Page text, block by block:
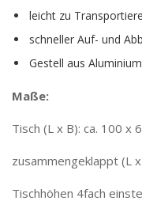
leicht zu
schneller Auf- und
Gestell aus Aluminium
Maße:
Tisch (L x B): ca. 100 x
zusammengeklappt (L
Tischhöhen 4fach